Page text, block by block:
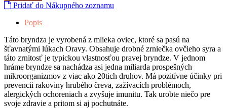
Pridať do Nákupného zoznamu
Popis
Táto bryndza je vyrobená z mlieka oviec, ktoré sa pasú na
šťavnatými lúkach Oravy. Obsahuje drobné zrniečka ovčieho syra a
táto zrnitosť je typickou vlastnosťou pravej bryndze. V jednom
hráme bryndze sa nachádza asi jedna miliarda prospešných
mikroorganizmov z viac ako 20tich druhov. Má pozitívne účinky pri
prevencii rakoviny hrubého čreva, zažívacích problémoch,
alergických ochoreniach a zvyšuje imunitu. Tak urobte niečo pre
svoje zdravie a pritom si aj pochutnáte.